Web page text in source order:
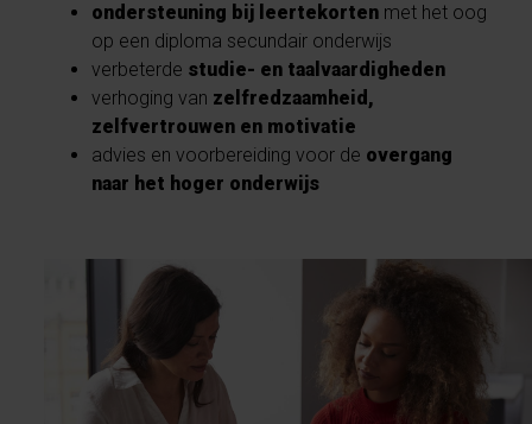
ondersteuning bij leertekorten met het oog
op een diploma secundair onderwijs
verbeterde studie- en taalvaardigheden
verhoging van zelfredzaamheid,
zelfvertrouwen en motivatie
advies en voorbereiding voor de overgang
naar het hoger onderwijs